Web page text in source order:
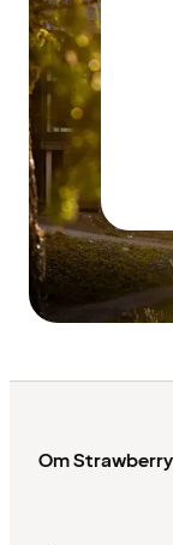
Om Strawberry